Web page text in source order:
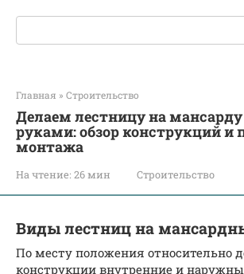
Поиск:
Главная » Строительство
Делаем лестницу на
руками: обзор конструкций и
монтажа
На чтение: 26 мин Строительство
Виды лестниц на
По месту положения относительно
конструкции внутренние и